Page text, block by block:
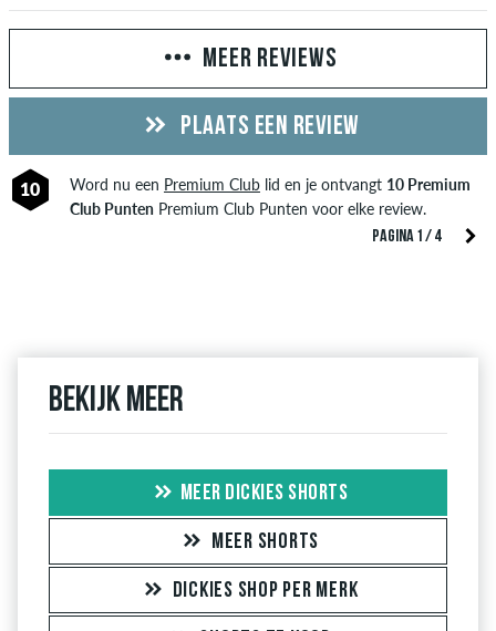
PAGINA 1 / 4
MEER REVIEWS
PLAATS EEN REVIEW
10 Word nu een Premium Clublid en je ontvangt 10 Premium
Club PuntenPremium Club Punten voor elke review.
Bekijk meer
MEER DICKIES SHORTS
MEER SHORTS
DICKIES SHOP PER MERK